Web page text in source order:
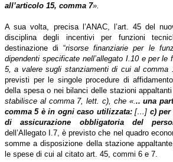
all’articolo 15, comma 7».
A sua volta, precisa l’ANAC, l’art. 45 del
disciplina degli incentivi per funzioni
destinazione di “risorse finanziarie per le
dipendenti specificate nell’allegato I.10 e per
5, a valere sugli stanziamenti di cui al comma
previsti per le singole procedure di
della spesa o nei bilanci delle stazioni
stabilisce al comma 7, lett. c), che«. .. una
comma 5 è in ogni caso utilizzata:[…] c)
di assicurazione obbligatoria del
dell’Allegato I.7, è previsto che nel quadro
somme a disposizione della stazione
le spese di cui al citato art. 45, commi 6 e 7.